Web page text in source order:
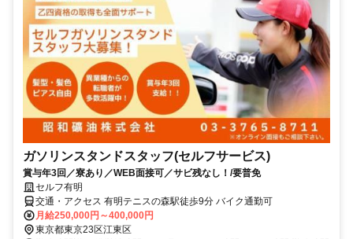
ガソリンスタンドスタッフ(セルフサービス)
賞与年3回／寮あり／WEB面接可／サビ残なし！/要普免
セルフ有明
交通・アクセス 有明テニスの森駅徒歩9分 バイク通勤可
月給250,000円～400,000円
東京都東京23区江東区